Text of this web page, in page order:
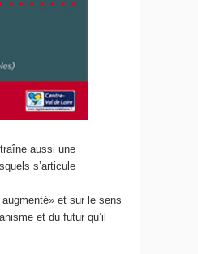
aussi une
s’articule
et sur le sens
et du futur qu’il